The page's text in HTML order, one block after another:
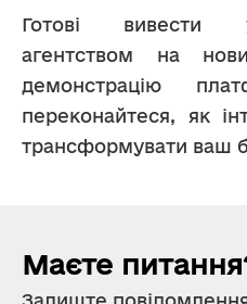
Готові вивести
агентством на
демонстрацію
переконайтеся, як
трансформувати ваш
Маєте